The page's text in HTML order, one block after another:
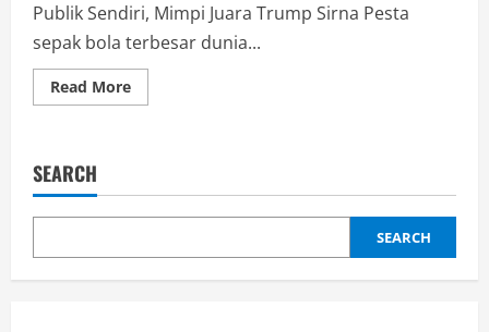
Publik Sendiri, Mimpi Juara Trump Sirna Pesta
sepak bola terbesar dunia...
Read MoreRead
more
dibantai
4-
SEARCH
SEARCH